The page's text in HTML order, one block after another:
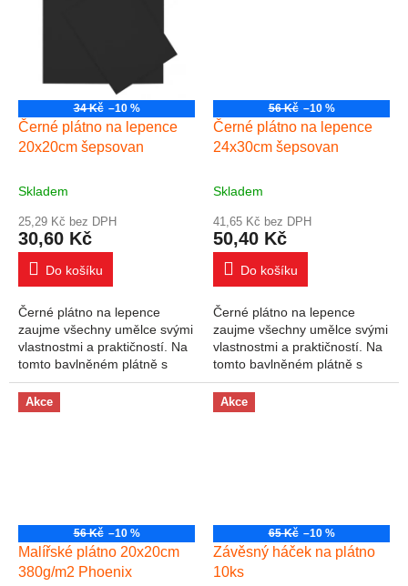
34 Kč –10 %
Černé plátno na lepence
20x20cm šepsovan
Skladem
25,29 Kč bez DPH
30,60 Kč
Do košíku
Černé plátno na lepence
zaujme všechny umělce svými
vlastnostmi a praktičností. Na
tomto bavlněném plátně s
gramáží 280 g / m2 můžete
tvořit jedinečné umělecká díla,
které...
56 Kč –10 %
Černé plátno na lepence
24x30cm šepsovan
Skladem
41,65 Kč bez DPH
50,40 Kč
Do košíku
Černé plátno na lepence
zaujme všechny umělce svými
vlastnostmi a praktičností. Na
tomto bavlněném plátně s
gramáží 280 g / m2 můžete
tvořit jedinečné umělecká díla,
které...
Akce
56 Kč –10 %
Malířské plátno 20x20cm
380g/m2 Phoenix
Akce
65 Kč –10 %
Závěsný háček na plátno
10ks